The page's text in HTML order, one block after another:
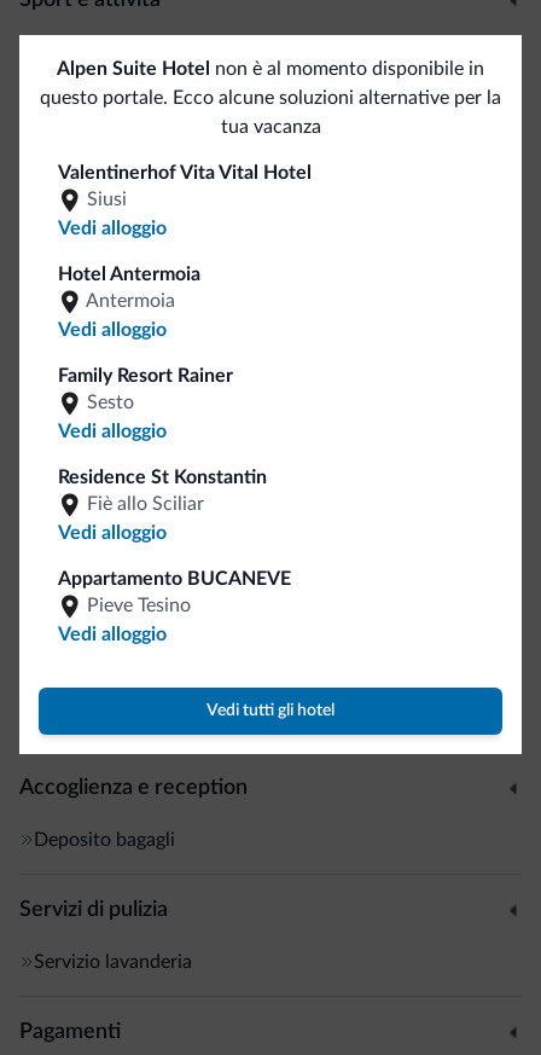
Campo da golf
1 km
Campo da tennis
Rafting
Servizi generali
Bancomat/ATM
Ascensori
Staff multilingua
Italiano
Inglese
Tedesco
Russo
Camere comunicanti
Area fumatori
Accoglienza e reception
Deposito bagagli
Servizi di pulizia
Servizio lavanderia
Pagamenti
Alpen Suite Hotel
non è al momento disponibile in
questo portale. Ecco alcune soluzioni alternative per la
tua vacanza
Valentinerhof Vita Vital Hotel
Siusi
Vedi alloggio
Hotel Antermoia
Antermoia
Vedi alloggio
Family Resort Rainer
Sesto
Vedi alloggio
Residence St Konstantin
Fiè allo Sciliar
Vedi alloggio
Appartamento BUCANEVE
Pieve Tesino
Vedi alloggio
Vedi tutti gli hotel